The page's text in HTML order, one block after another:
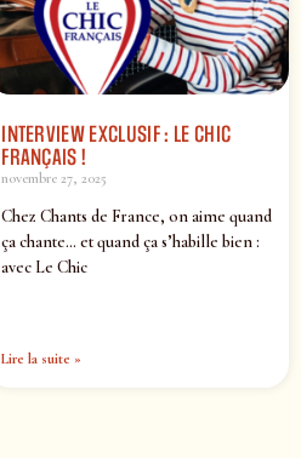
INTERVIEW EXCLUSIF : LE CHIC
FRANÇAIS !
novembre 27, 2025
Chez Chants de France, on aime quand
ça chante… et quand ça s’habille bien :
avec Le Chic
Lire la suite »